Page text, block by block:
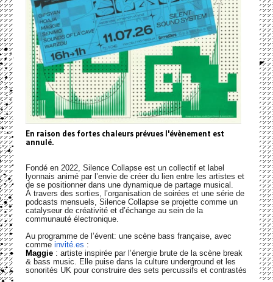
En raison des fortes chaleurs prévues l'évènement est
annulé.
Fondé en 2022, Silence Collapse est un collectif et label
lyonnais animé par l’envie de créer du lien entre les artistes et
de se positionner dans une dynamique de partage musical.
À travers des sorties, l’organisation de soirées et une série de
podcasts mensuels, Silence Collapse se projette comme un
catalyseur de créativité et d’échange au sein de la
communauté électronique.
Au programme de l’évent: une scène bass française, avec
comme invité.es :
Maggie : artiste inspirée par l’énergie brute de la scène break
& bass music. Elle puise dans la culture underground et les
sonorités UK pour construire des sets percussifs et contrastés